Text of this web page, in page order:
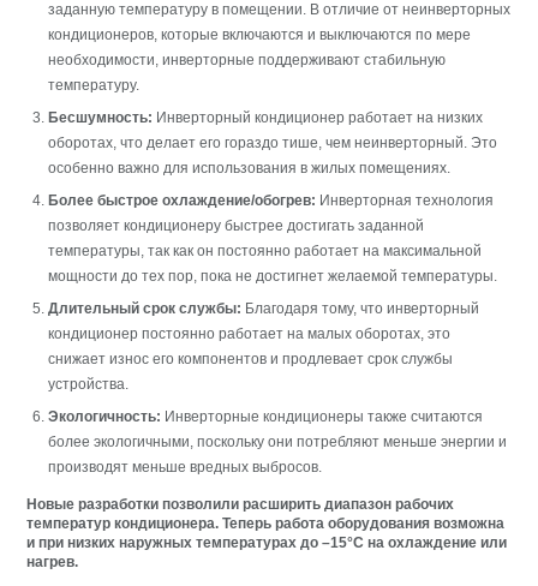
заданную температуру в помещении. В отличие от неинверторных
кондиционеров, которые включаются и выключаются по мере
необходимости, инверторные поддерживают стабильную
температуру.
Бесшумность: Инверторный кондиционер работает на низких
оборотах, что делает его гораздо тише, чем неинверторный. Это
особенно важно для использования в жилых помещениях.
Более быстрое охлаждение/обогрев: Инверторная технология
позволяет кондиционеру быстрее достигать заданной
температуры, так как он постоянно работает на максимальной
мощности до тех пор, пока не достигнет желаемой температуры.
Длительный срок службы: Благодаря тому, что инверторный
кондиционер постоянно работает на малых оборотах, это
снижает износ его компонентов и продлевает срок службы
устройства.
Экологичность: Инверторные кондиционеры также считаются
более экологичными, поскольку они потребляют меньше энергии и
производят меньше вредных выбросов.
Новые разработки позволили расширить диапазон рабочих
температур кондиционера. Теперь работа оборудования возможна
и при низких наружных температурах до –15°C на охлаждение или
нагрев.